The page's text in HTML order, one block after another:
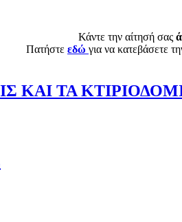
Κάντε την αίτησή σας
Πατήστε εδώ για να κατεβάσετε
ΚΑΙ ΤΑ